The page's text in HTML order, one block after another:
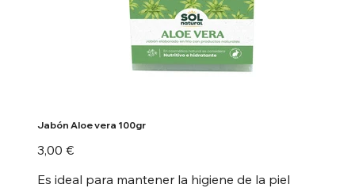
Jabón Aloe vera 100gr
Preu
3,00 €
Es ideal para mantener la higiene de la piel